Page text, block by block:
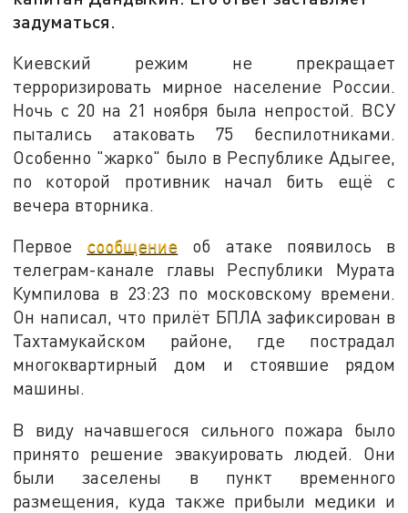
задуматься.
Киевский режим не прекращает
терроризировать мирное население России.
Ночь с 20 на 21 ноября была непростой. ВСУ
пытались атаковать 75 беспилотниками.
Особенно "жарко" было в Республике Адыгее,
по которой противник начал бить ещё с
вечера вторника.
Первое сообщение об атаке появилось в
телеграм-канале главы Республики Мурата
Кумпилова в 23:23 по московскому времени.
Он написал, что прилёт БПЛА зафиксирован в
Тахтамукайском районе, где пострадал
многоквартирный дом и стоявшие рядом
машины.
В виду начавшегося сильного пожара было
принято решение эвакуировать людей. Они
были заселены в пункт временного
размещения, куда также прибыли медики и